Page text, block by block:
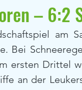
– 6:2
am
Bei
ersten Drittel
an der